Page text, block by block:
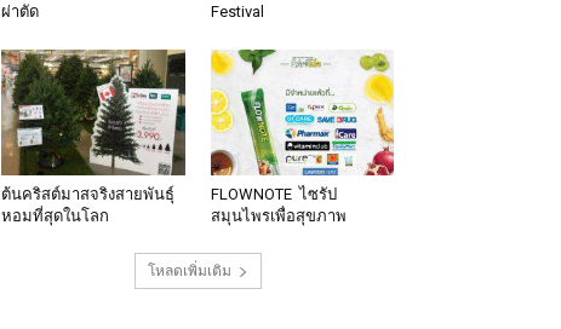
ผ่าตัด
Festival
ต้นคริสต์มาสจริงสายพันธุ์
หอมที่สุดในโลก
FLOWNOTE ไซรัป
สมุนไพรเพื่อสุขภาพ
โหลดเพิ่มเติม